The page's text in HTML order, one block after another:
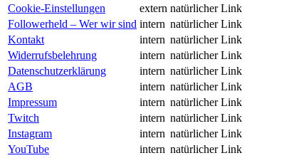
Cookie-Einstellungen
extern natürlicher Link
Followerheld – Wer wir sind intern natürlicher Link
Kontakt
intern natürlicher Link
Widerrufsbelehrung
intern natürlicher Link
Datenschutzerklärung
intern natürlicher Link
AGB
intern natürlicher Link
Impressum
intern natürlicher Link
Twitch
intern natürlicher Link
Instagram
intern natürlicher Link
YouTube
intern natürlicher Link